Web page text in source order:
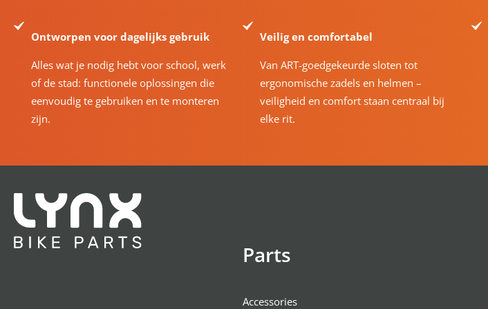
Ontworpen voor dagelijks gebruik
Alles wat je nodig hebt voor school, werk
of de stad: functionele oplossingen die
eenvoudig te gebruiken en te monteren
zijn.
Veilig en comfortabel
Van ART-goedgekeurde sloten tot
ergonomische zadels en helmen –
veiligheid en comfort staan centraal bij
elke rit.
Parts
Accessories